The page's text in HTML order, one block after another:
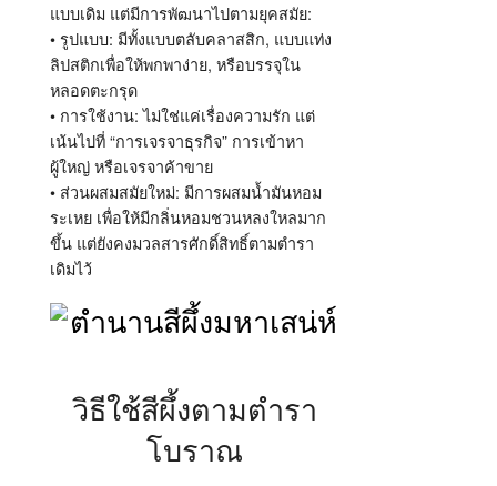
แบบเดิม แต่มีการพัฒนาไปตามยุคสมัย:
• รูปแบบ: มีทั้งแบบตลับคลาสสิก, แบบแท่ง
ลิปสติกเพื่อให้พกพาง่าย, หรือบรรจุใน
หลอดตะกรุด
• การใช้งาน: ไม่ใช่แค่เรื่องความรัก แต่
เน้นไปที่ “การเจรจาธุรกิจ” การเข้าหา
ผู้ใหญ่ หรือเจรจาค้าขาย
• ส่วนผสมสมัยใหม่: มีการผสมน้ำมันหอม
ระเหย เพื่อให้มีกลิ่นหอมชวนหลงใหลมาก
ขึ้น แต่ยังคงมวลสารศักดิ์สิทธิ์ตามตำรา
เดิมไว้
วิธีใช้สีผึ้งตามตำรา
โบราณ